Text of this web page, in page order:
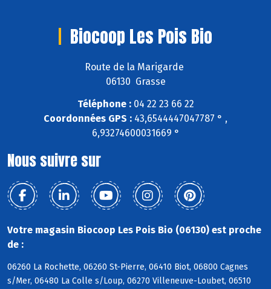
Biocoop Les Pois Bio
Route de la Marigarde
06130 Grasse
Téléphone :04 22 23 66 22
Coordonnées GPS : 43,6544447047787 ° ,
6,93274600031669 °
Nous suivre sur
Votre magasin Biocoop Les Pois Bio (06130) est proche
de :
06260 La Rochette, 06260 St-Pierre, 06410 Biot, 06800 Cagnes
s/Mer, 06480 La Colle s/Loup, 06270 Villeneuve-Loubet, 06510